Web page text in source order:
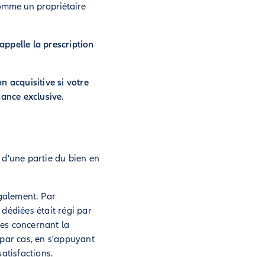
un propriétaire
la prescription
acquisitive si votre
exclusive.
partie du bien en
Par
était régi par
concernant la
cas, en s'appuyant